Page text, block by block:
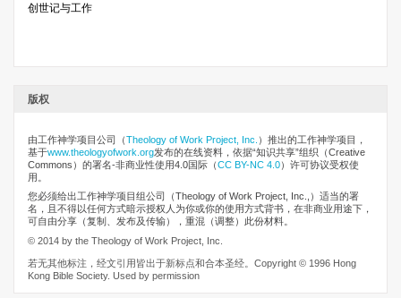
创世记与工作
版权
由工作神学项目公司 （Theology of Work Project, Inc. ）推出的工作神学项目，
基于www.theologyofwork.org发布的在线资料，依据“知识共享”组织（Creative
Commons）的署名-非商业性使用4.0国际（CC BY-NC 4.0）许可协议受权使
用。
您必须给出工作神学项目组公司（Theology of Work Project, Inc.,）适当的署
名，且不得以任何方式暗示授权人为你或你的使用方式背书，在非商业用途下，
可自由分享（复制、发布及传输），重混（调整）此份材料。
© 2014 by the Theology of Work Project, Inc.
若无其他标注，经文引用皆出于新标点和合本圣经。Copyright © 1996 Hong
Kong Bible Society. Used by permission